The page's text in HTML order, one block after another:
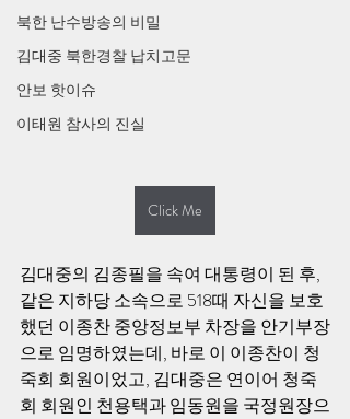
북한 난수방송의 비밀
김대중 북한경찰 납치고문
안보 핫이슈
이태원 참사의 진실
Click Me
김대중의 김종필을 속여 대통령이 된 후,
같은 지하당 소속으로 518때 자신을 보호
했던 이종찬 중앙정보부 차장을 안기부장
으로 임명하였는데, 바로 이 이종찬이 청
죽회 회원이었고, 김대중은 연이어 청죽
회 회원인 천용택과 임동원을 국정원장으